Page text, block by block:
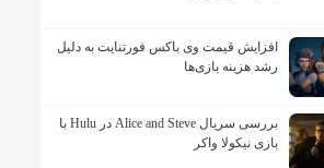
افزایش قیمت وی باکس فورتنایت به دلیل
رشد هزینه بازی‌ها
بررسی سریال Alice and Steve در Hulu با
بازی نیکولا واکر